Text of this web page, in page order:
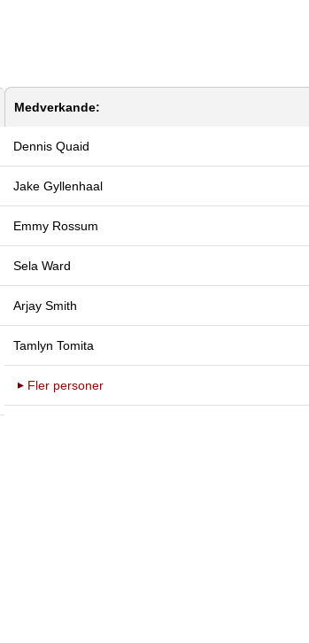
Medverkande:
Dennis Quaid
Jake Gyllenhaal
Emmy Rossum
Sela Ward
Arjay Smith
Tamlyn Tomita
Fler personer